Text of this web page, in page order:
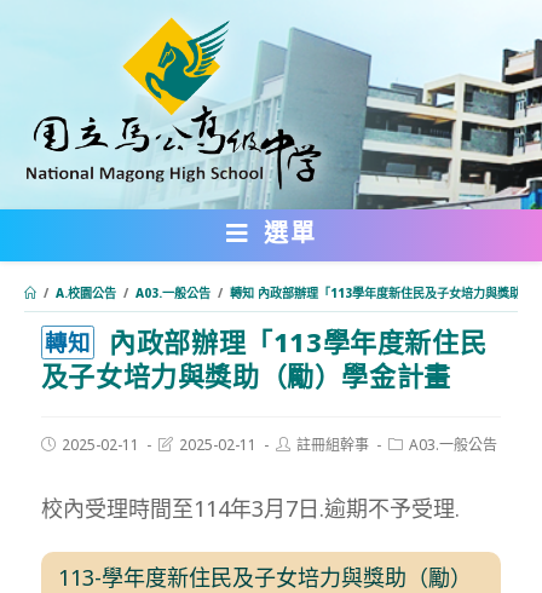
內
選單
/ A.校園公告 / A03.一般公告 / 轉知 內政部辦理「113學年度新住民及子女培力與獎助（
轉知
內政部辦理「113學年度新住民
及子女培力與獎助（勵）學金計畫
Post2025-02-11
Post2025-02-11
Post註冊組幹事
PostA03.一般公告
校內受理時間至114年3月7日.逾期不予受理.
113-學年度新住民及子女培力與獎助（勵）